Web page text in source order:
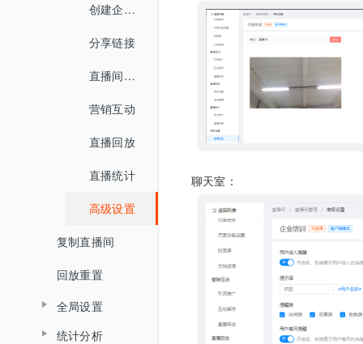
分享链接
直播间设置
营销设置
观看端设置
讲师端设置
助教端设置
直播记录
直播回放
直播文档
直播监控
创建企业培训直播间
分享链接
直播间设置
营销互动
直播回放
直播统计
高级设置
复制直播间
回放重置
全局设置
统计分析
聊天室：